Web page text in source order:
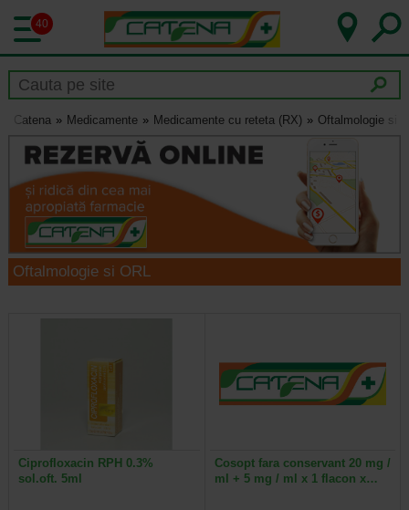
40
Catena Medicamente Medicamente cu reteta (RX) Oftalmologie si
Oftalmologie si ORL
Ciprofloxacin RPH 0.3%
sol.oft. 5ml
Cosopt fara conservant 20 mg /
ml + 5 mg / ml x 1 flacon x…